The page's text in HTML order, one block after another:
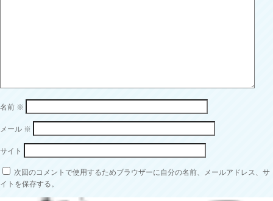
名前 ※
メール ※
サイト
次回のコメントで使用するためブラウザーに自分の名前、メールアドレス、サ
イトを保存する。